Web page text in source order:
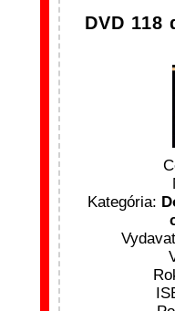
DVD
Kategória: